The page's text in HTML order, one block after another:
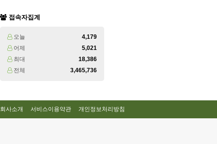
접속자집계
오늘
4,179
어제
5,021
최대
18,386
전체
3,465,736
회사소개 서비스이용약관 개인정보처리방침